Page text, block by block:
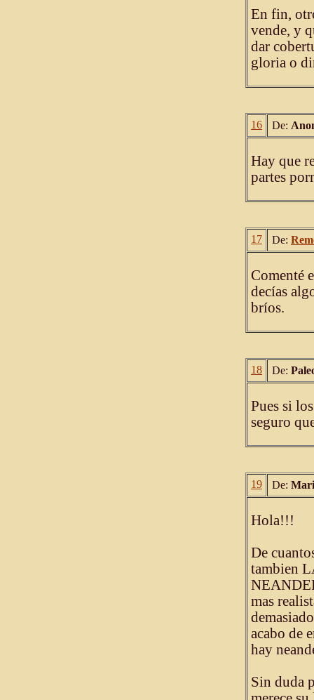
En fin,
vende, y
dar
gloria o
16 De:
Hay que
partes
17 De:
Comenté
decías
bríos.
18 De:
Pues si
seguro
19 De:
Hola!!!
De
tambien
mas
acabo de
hay
Sin duda